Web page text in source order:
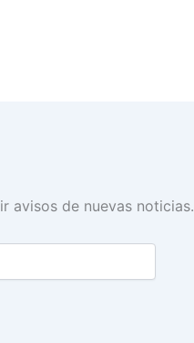
avisos de nuevas noticias.